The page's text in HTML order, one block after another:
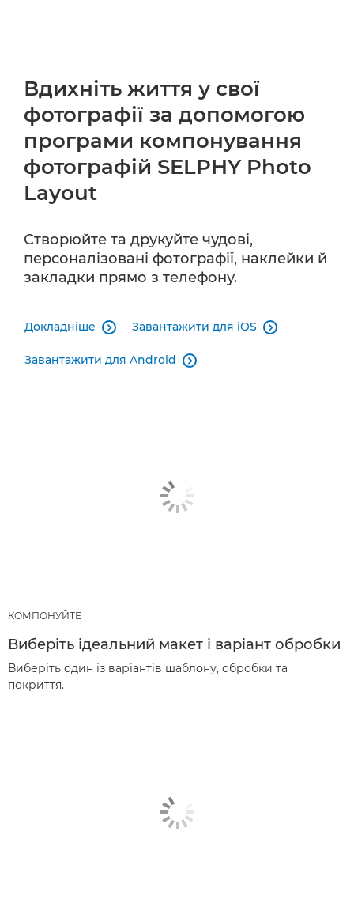
Вдихніть життя у свої
фотографії за допомогою
програми компонування
фотографій SELPHY Photo
Layout
Створюйте та друкуйте чудові,
персоналізовані фотографії, наклейки й
закладки прямо з телефону.
Докладніше  Завантажити для iOS 
Завантажити для Android 
КОМПОНУЙТЕ
Виберіть ідеальний макет і варіант обробки
Виберіть один із варіантів шаблону, обробки та
покриття.